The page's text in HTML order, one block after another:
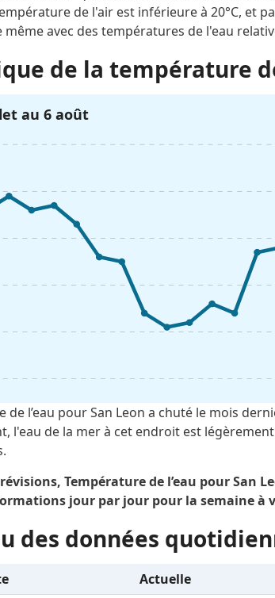
de l'air est inférieure à 20°C, et
même avec des températures de l'eau
de la température
au 6 août
de l’eau pour San Leon a chuté le mois
l'eau de la mer à cet endroit est
Température de l’eau pour San
jour par jour pour la semaine à
des données
Actuelle